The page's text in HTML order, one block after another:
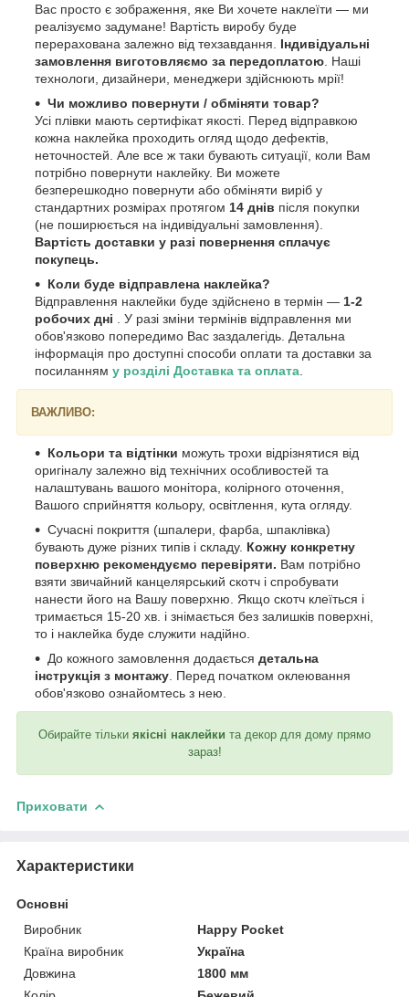
Вас просто є зображення, яке Ви хочете наклеїти — ми
реалізуємо задумане! Вартість виробу буде
перерахована залежно від техзавдання. Індивідуальні
замовлення виготовляємо за передоплатою . Наші
технологи, дизайнери, менеджери здійснюють мрії!
Чи можливо повернути / обміняти товар?
Усі плівки мають сертифікат якості. Перед відправкою
кожна наклейка проходить огляд щодо дефектів,
неточностей. Але все ж таки бувають ситуації, коли Вам
потрібно повернути наклейку. Ви можете
безперешкодно повернути або обміняти виріб у
стандартних розмірах протягом 14 днів після покупки
(не поширюється на індивідуальні замовлення).
Вартість доставки у разі повернення сплачує
покупець.
Коли буде відправлена наклейка?
Відправлення наклейки буде здійснено в термін — 1-2
робочих дні . У разі зміни термінів відправлення ми
обов'язково попередимо Вас заздалегідь. Детальна
інформація про доступні способи оплати та доставки за
посиланням у розділі Доставка та оплата
ВАЖЛИВО:
Кольори та відтінки можуть трохи відрізнятися від
оригіналу залежно від технічних особливостей та
налаштувань вашого монітора, колірного оточення,
Вашого сприйняття кольору, освітлення, кута огляду.
Сучасні покриття (шпалери, фарба, шпаклівка)
бувають дуже різних типів і складу. Кожну конкретну
поверхню рекомендуємо перевіряти. Вам потрібно
взяти звичайний канцелярський скотч і спробувати
нанести його на Вашу поверхню. Якщо скотч клеїться і
тримається 15-20 хв. і знімається без залишків поверхні,
то і наклейка буде служити надійно.
До кожного замовлення додається детальна
інструкція з монтажу . Перед початком оклеювання
обов'язково ознайомтесь з нею.
Обирайте тільки якісні наклейки та декор для дому прямо
зараз!
Приховати
Характеристики
Основні
Виробник
Happy Pocket
Країна виробник
Україна
Довжина
1800 мм